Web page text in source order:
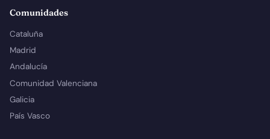
Comunidades
Cataluña
Madrid
Andalucía
Comunidad Valenciana
Galicia
País Vasco